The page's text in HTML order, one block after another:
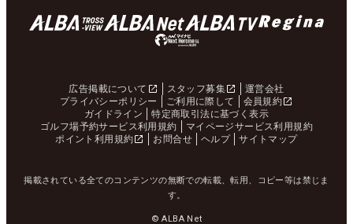
広告掲載について スタッフ募集
運営会社
プライバシーポリシー
ご利用に際して
会員規約
ガイドライン
特定商取引法に基づく表示
ゴルフ場予約サービス利用規約
マイページサービス利用規約
ポイント利用規約
お問合せ ヘルプ サイトマップ
掲載されている全てのコンテンツの無断での転載、転用、コピー等は禁じま
す。
© ALBA Net